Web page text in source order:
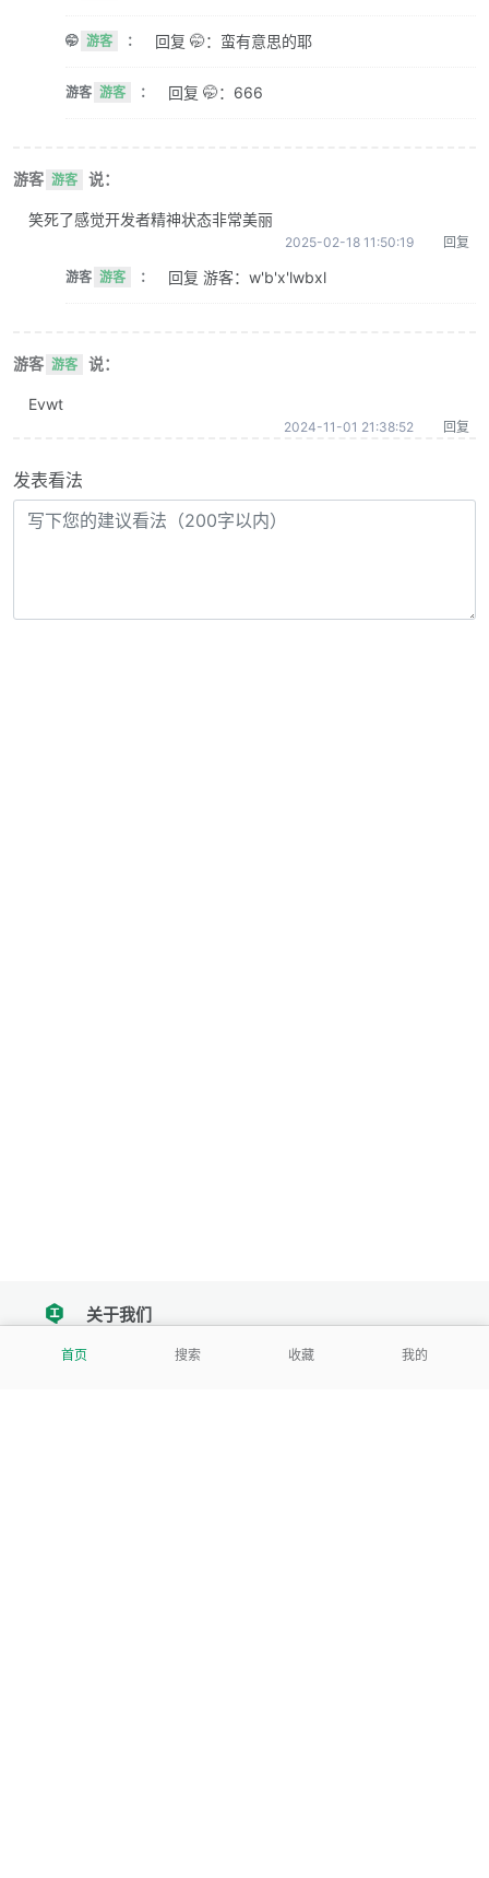
🤭 游客 ： 回复 🤭：蛮有意思的耶
游客 游客 ： 回复 🤭：666
游客 游客 说：
笑死了感觉开发者精神状态非常美丽
2025-02-18 11:50:19 回复
游客 游客 ： 回复 游客：w'b'x'lwbxl
游客 游客 说：
Evwt
2024-11-01 21:38:52 回复
发表看法
首页 搜索 收藏 我的
tencent关于我们
我们努力把每一个工具做成批量处理的产品